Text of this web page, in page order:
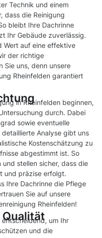
Technik und einem
dass die Reinigung
bleibt Ihre Dachrinne
Ihr Gebäude zuverlässig.
Wert auf eine effektive
der richtige
Sie uns, denn unsere
Rheinfelden garantiert
in Rheinfelden beginnen,
durch. Dabei
sowie eventuelle
Analyse gibt uns
Kostenschätzung zu
abgestimmt ist. So
stellen sicher, dass die
und präzise erfolgt.
Ihre Dachrinne die Pflege
Sie auf unsere
Rheinfelden!
entscheidend, um Ihr
und die